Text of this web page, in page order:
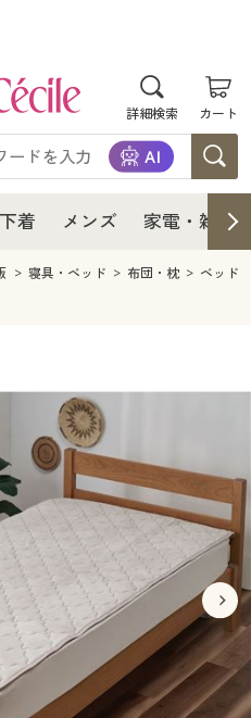
詳細検索 カート
べて
着 メンズ 家電・雑貨
寝具・ベッド 布団・枕 ベッド